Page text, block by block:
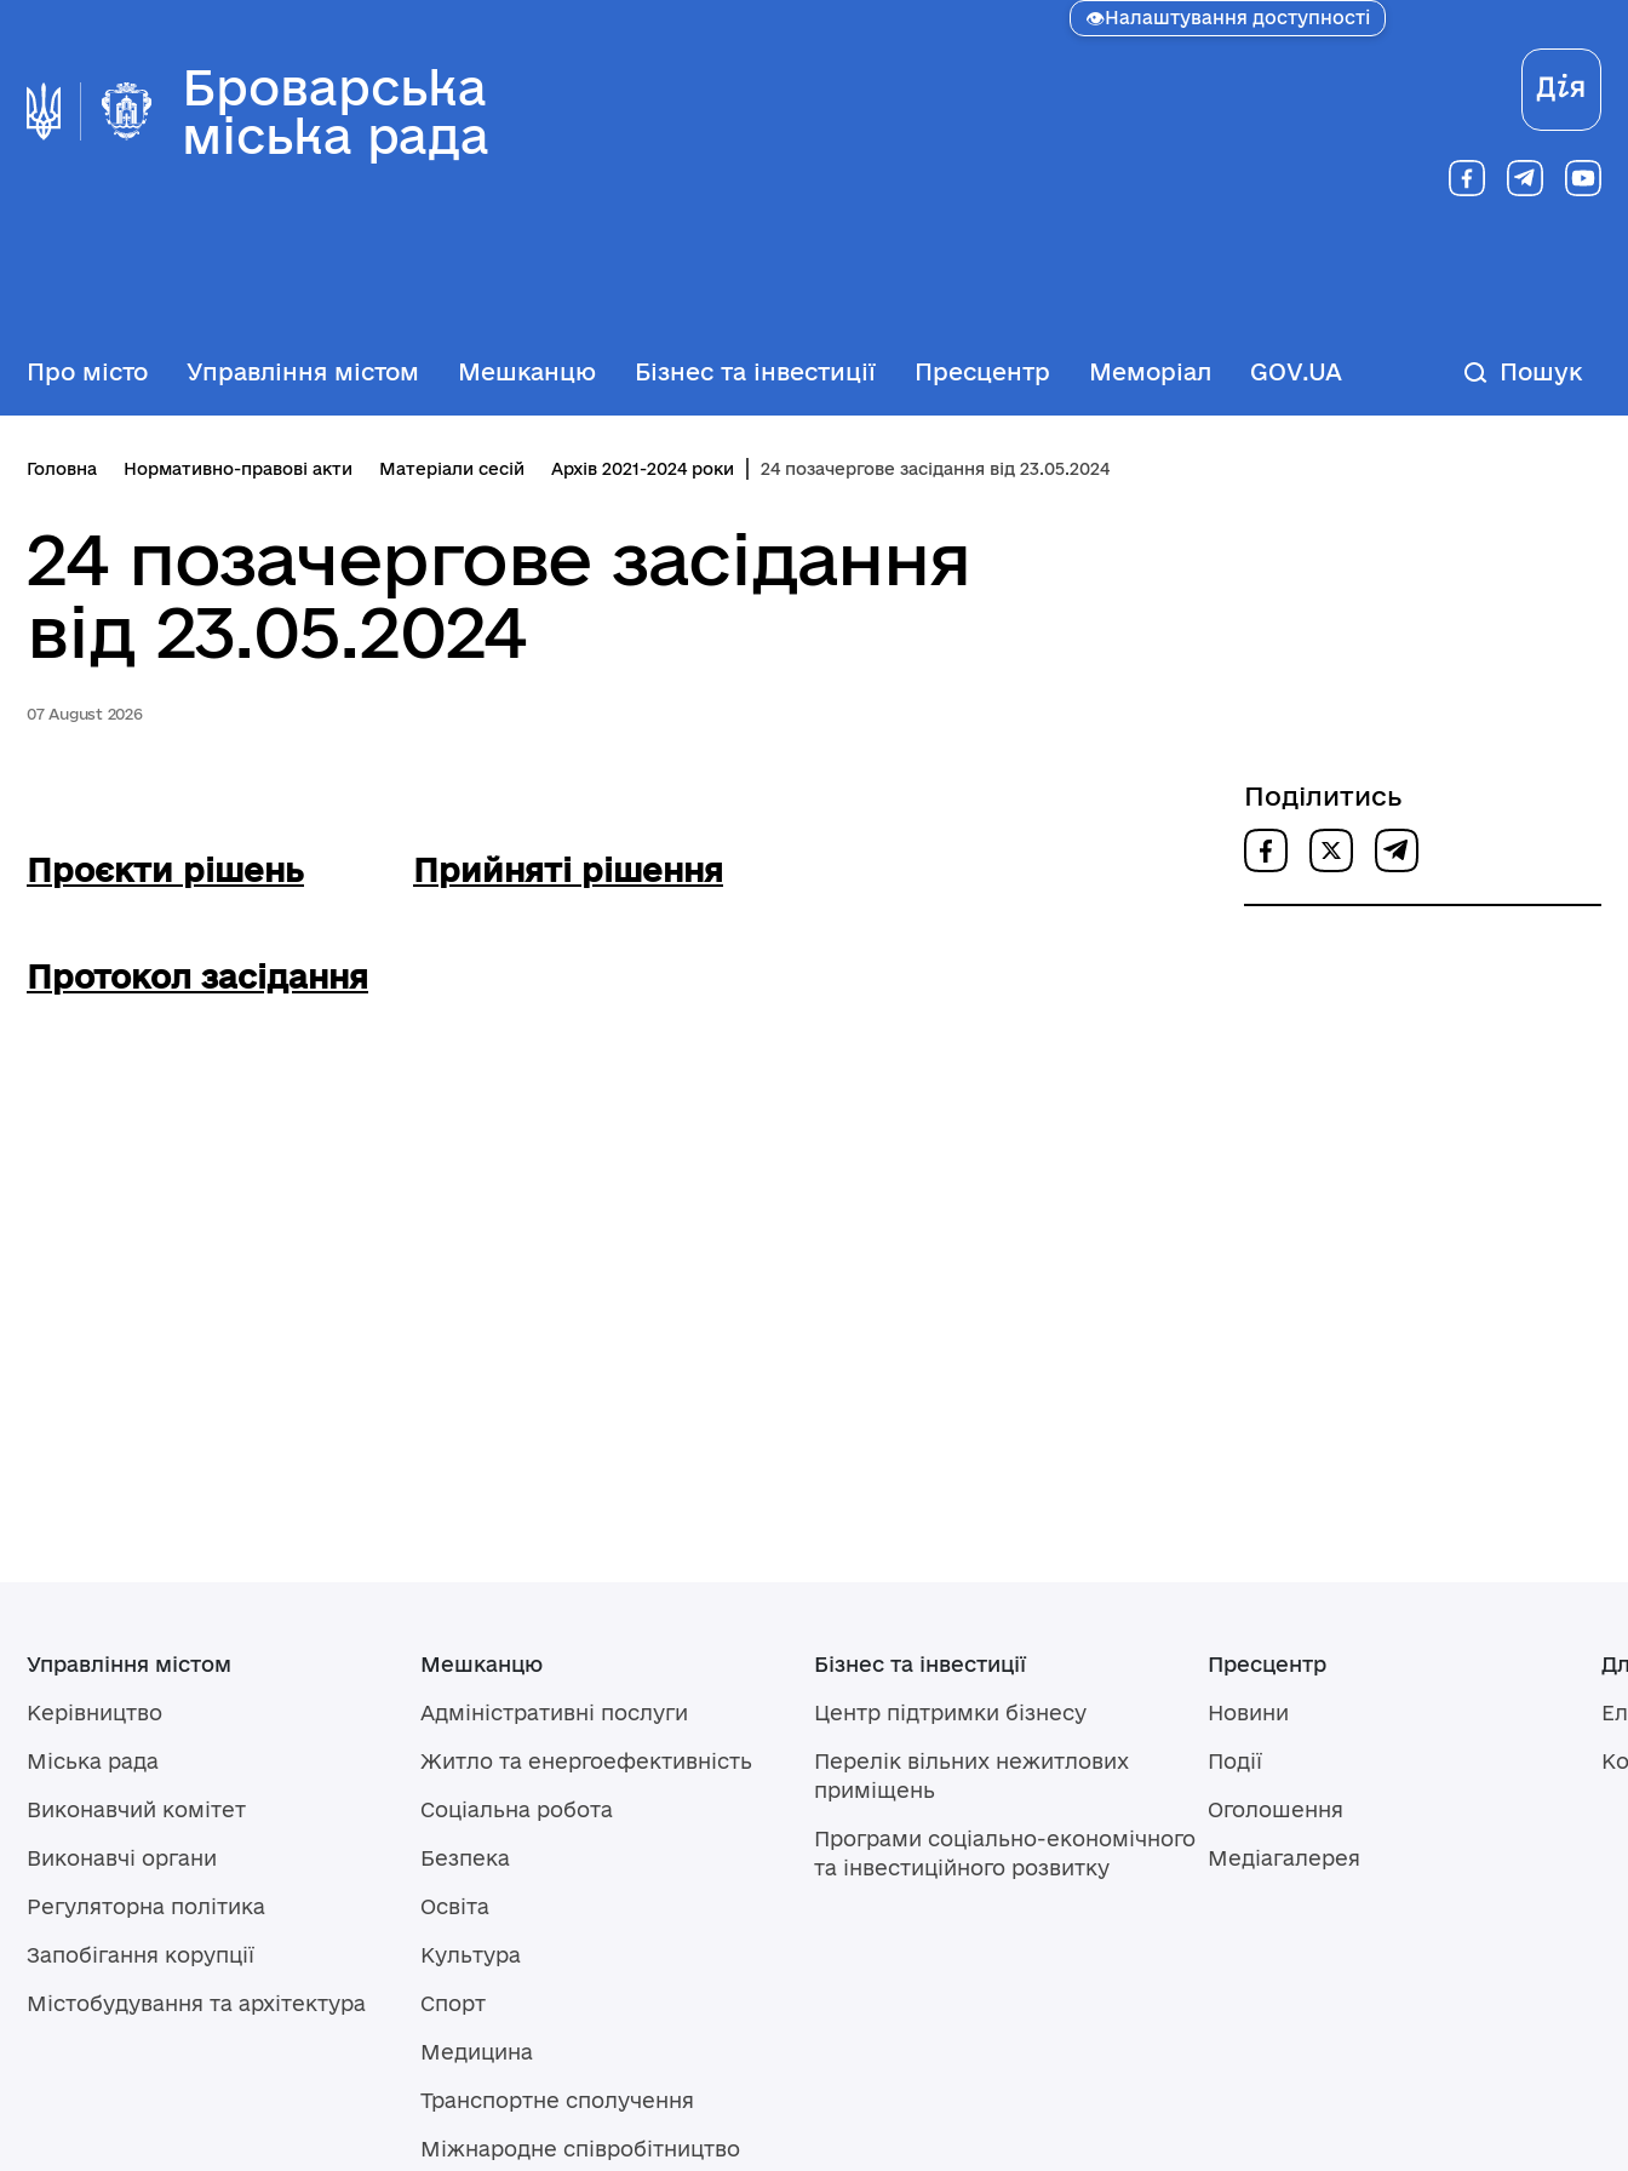
Броварська
міська рада
👁Налаштування доступності
Про місто Управління містом Мешканцю Бізнес та інвестиції Пресцентр Меморіал GOV.UA Пошук
Головна Нормативно-правові акти Матеріали сесій Архів 2021-2024 роки 24 позачергове засідання від 23.05.2024
24 позачергове засідання
від 23.05.2024
07 August 2026
Проєкти рішень Прийняті рішення
Протокол засідання
Поділитись
Управління містом
Керівництво
Міська рада
Виконавчий комітет
Виконавчі органи
Регуляторна політика
Запобігання корупції
Містобудування та архітектура
Мешканцю
Адміністративні послуги
Житло та енергоефективність
Соціальна робота
Безпека
Освіта
Культура
Спорт
Медицина
Транспортне сполучення
Міжнародне співробітництво
Бізнес та інвестиції
Центр підтримки бізнесу
Перелік вільних нежитлових
приміщень
Програми соціально-економічного
та інвестиційного розвитку
Пресцентр
Новини
Події
Оголошення
Медіагалерея